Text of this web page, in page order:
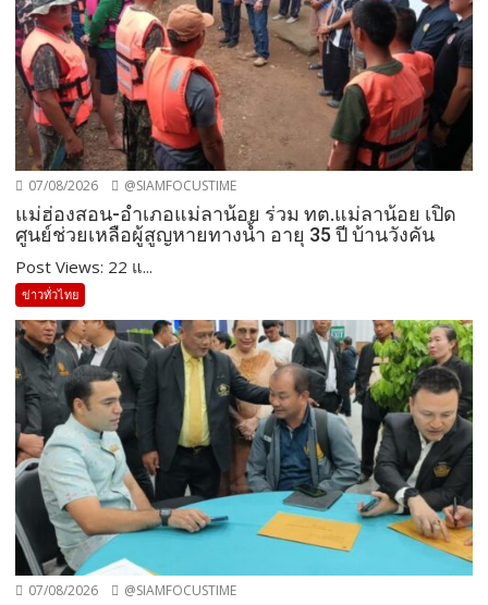
07/08/2026 @SIAMFOCUSTIME
แม่ฮ่องสอน-อำเภอแม่ลาน้อย ร่วม ทต.แม่ลาน้อย เปิด
ศูนย์ช่วยเหลือผู้สูญหายทางน้ำ อายุ 35 ปี บ้านวังคัน
Post Views: 22 แ...
ข่าวทั่วไทย
07/08/2026 @SIAMFOCUSTIME